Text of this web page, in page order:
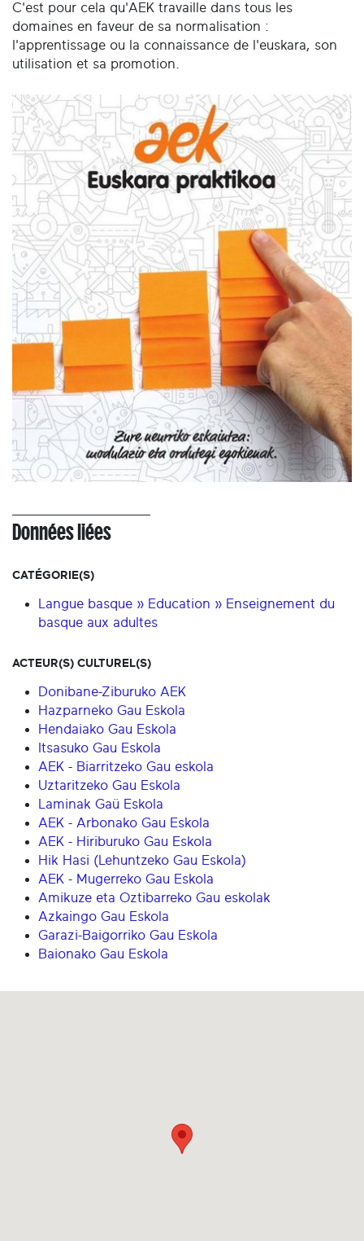
C'est pour cela qu'AEK travaille dans tous les
domaines en faveur de sa normalisation :
l'apprentissage ou la connaissance de l'euskara, son
utilisation et sa promotion.
Données liées
CATÉGORIE(S)
Langue basque » Education » Enseignement du
basque aux adultes
ACTEUR(S) CULTUREL(S)
Donibane-Ziburuko AEK
Hazparneko Gau Eskola
Hendaiako Gau Eskola
Itsasuko Gau Eskola
AEK - Biarritzeko Gau eskola
Uztaritzeko Gau Eskola
Laminak Gaü Eskola
AEK - Arbonako Gau Eskola
AEK - Hiriburuko Gau Eskola
Hik Hasi (Lehuntzeko Gau Eskola)
AEK - Mugerreko Gau Eskola
Amikuze eta Oztibarreko Gau eskolak
Azkaingo Gau Eskola
Garazi-Baigorriko Gau Eskola
Baionako Gau Eskola